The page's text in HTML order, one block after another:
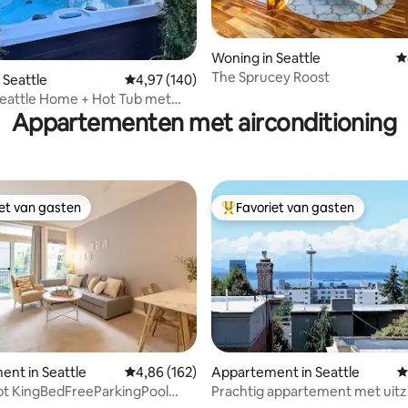
van 4,99 op 5, 186 recensies
Gemiddelde beoordeling van 4,97 op 5, 140
4,97 (140)
Home + Hot Tub met
View
Woning in Seattle
The Sprucey Roost
Appartementen met airconditioning
van 4,99 op 5, 714 recensies
van gasten
van gasten
in Seattle Gemiddelde beoordeling van 4,86 op 5, 162
4,86 (162)
KingBedFreeParkingPool
Topfavoriet van gasten
Favoriet van gasten
Appartement in Seattle
Prachtig appartement met